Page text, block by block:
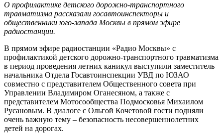
О профилактике детского дорожно-транспортного
травматизма рассказали госавтоинспекторы и
общественники юго-запада Москвы в прямом эфире
радиостанции.
В прямом эфире радиостанции «Радио Москвы» с
профилактикой детского дорожно-транспортного травматизма
в период проведения летних каникул выступили заместитель
начальника Отдела Госавтоинспекции УВД по ЮЗАО
совместно с представителем Общественного совета при
Управлении Владимиром Оганесяном, а также с
представителем Мотосообщества Подмосковья Михаилом
Русановым. В диалоге с Ольгой Кочетовой гости подняли
очень важную тему – безопасность несовершеннолетних
детей на дорогах.